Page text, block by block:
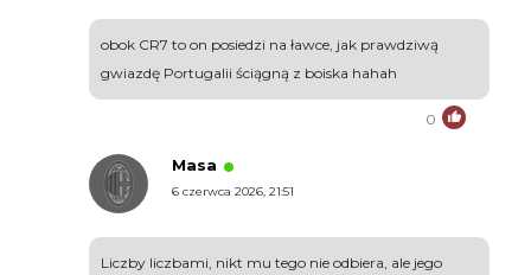
obok CR7 to on posiedzi na ławce, jak prawdziwą
gwiazdę Portugalii ściągną z boiska hahah
0
Masa
6 czerwca 2026, 21:51
Liczby liczbami, nikt mu tego nie odbiera, ale jego